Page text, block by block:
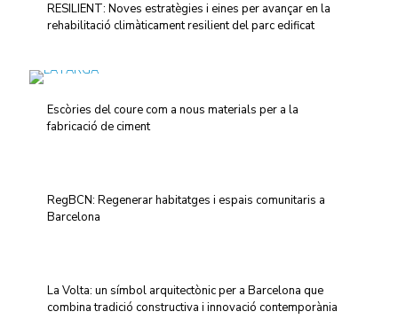
RESILIENT: Noves estratègies i eines per avançar en la
rehabilitació climàticament resilient del parc edificat
Escòries del coure com a nous materials per a la
fabricació de ciment
RegBCN: Regenerar habitatges i espais comunitaris a
Barcelona
La Volta: un símbol arquitectònic per a Barcelona que
combina tradició constructiva i innovació contemporània